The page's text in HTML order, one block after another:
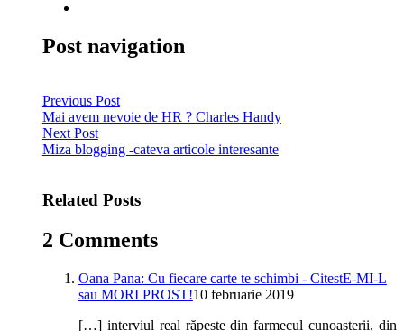
Post navigation
Previous Post
Mai avem nevoie de HR ? Charles Handy
Next Post
Miza blogging -cateva articole interesante
Related Posts
2 Comments
Oana Pana: Cu fiecare carte te schimbi - CitestE-MI-L
sau MORI PROST!10 februarie 2019
[…] interviul real răpește din farmecul cunoașterii, din